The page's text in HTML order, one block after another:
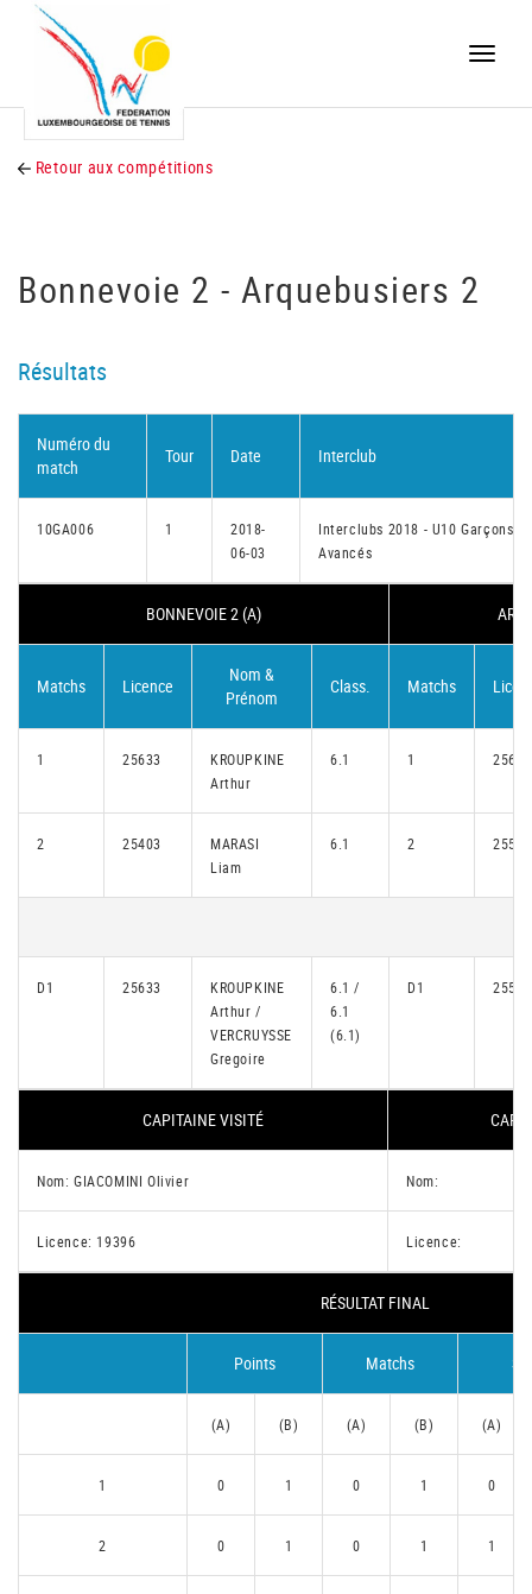
Toggle
Retour aux compétitions
Bonnevoie 2 - Arquebusiers 2
Résultats
Numéro du
match
Tour Date Interclub
10GA006 1
2018-
06-03
Interclubs 2018 - U10 Garçons
Avancés
BONNEVOIE 2 (A)
Matchs Licence
Nom &
Prénom
Class. Matchs
1 25633
KROUPKINE
Arthur
6.1 1 25668
2 25403
MARASI
Liam
6.1 2 25557
D1 25633
KROUPKINE
Arthur /
VERCRUYSSE
Gregoire
6.1 /
6.1
(6.1)
D1 25557
CAPITAINE VISITÉ
Nom: GIACOMINI Olivier Nom:
Licence: 19396 Licence:
RÉSULTAT FINAL
Points Matchs
(A) (B) (A) (B) (A)
1 0 1 0 1 0
2 0 1 0 1 1